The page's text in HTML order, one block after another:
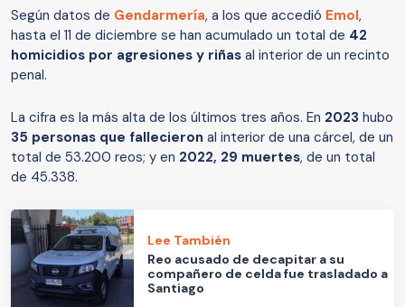
Según datos de Gendarmería, a los que accedió Emol,
hasta el 11 de diciembre se han acumulado un total de 42
homicidios por agresiones y riñas al interior de un recinto
penal.
La cifra es la más alta de los últimos tres años. En 2023 hubo
35 personas que fallecieron al interior de una cárcel, de un
total de 53.200 reos; y en 2022, 29 muertes, de un total
de 45.338.
Lee También
Reo acusado de decapitar a su
compañero de celda fue trasladado a
Santiago